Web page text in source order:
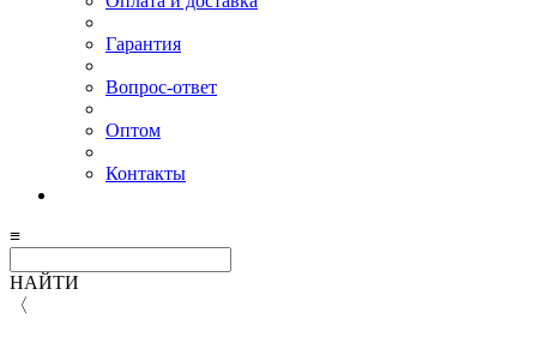
Гарантия
Вопрос-ответ
Оптом
Контакты
≡
НАЙТИ
〈